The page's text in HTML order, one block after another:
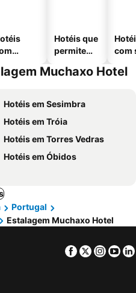
Hotéis que
permitem
com
Muchaxo Hotel
Hotéis em Sesimbra
Hotéis em Tróia
Hotéis em Torres Vedras
Hotéis em Óbidos
Portugal
Estalagem Muchaxo Hotel
Facebook
Twitter